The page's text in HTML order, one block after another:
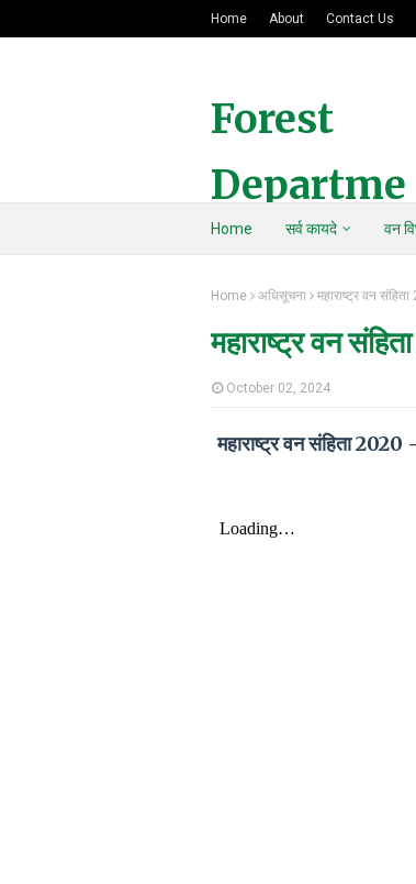
Home About Contact Us
Forest
Departme
nt Of
ra
Home सर्व कायदे वन
Home अधिसूचना महाराष्ट्र वन
महाराष्ट्र वन
October 02, 2024
महाराष्ट्र वन संहिता